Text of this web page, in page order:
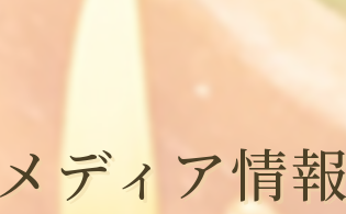
メディア情報